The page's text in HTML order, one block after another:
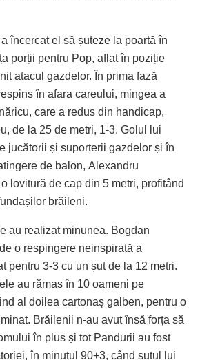
încercat el să șuteze la poartă în
porții pentru Pop, aflat în poziție
atacul gazdelor. În prima fază
în afara careului, mingea a
care a redus din handicap,
de la 25 de metri, 1-3. Golul lui
jucătorii și suporterii gazdelor și în
de balon, Alexandru
lovitură de cap din 5 metri, profitând
brăileni.
au realizat minunea. Bogdan
o respingere neinspirată a
pentru 3-3 cu un șut de la 12 metri.
au rămas în 10 oameni pe
al doilea cartonaş galben, pentru o
Brăilenii n-au avut însă forța să
în plus și tot Pandurii au fost
în minutul 90+3, când șutul lui